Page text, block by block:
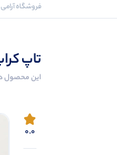
فروشگاه آرامی
تاپ
این محصول در پک های 4
0.0